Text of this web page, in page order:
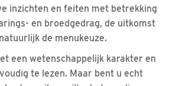
inzichten en feiten met betrekking
en broedgedrag, de uitkomst
de menukeuze.
een wetenschappelijk karakter en
te lezen. Maar bent u echt